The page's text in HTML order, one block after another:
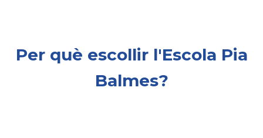
Per què escollir l'Escola Pia
Balmes?